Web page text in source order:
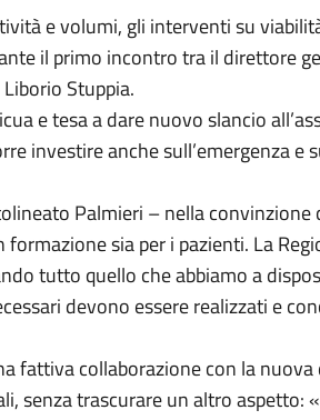
e volumi, gli interventi su
il primo incontro tra il direttore
Stuppia.
e tesa a dare nuovo slancio
investire anche sull’emergenza e
Palmieri – nella convinzione
sia per i pazienti. La
tutto quello che abbiamo a
devono essere realizzati e
fattiva collaborazione con la
senza trascurare un altro aspetto: